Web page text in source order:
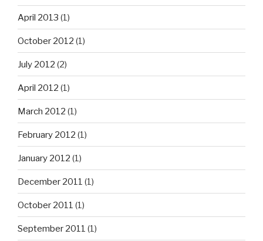
April 2013 (1)
October 2012 (1)
July 2012 (2)
April 2012 (1)
March 2012 (1)
February 2012 (1)
January 2012 (1)
December 2011 (1)
October 2011 (1)
September 2011 (1)